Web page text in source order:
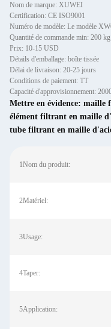
Nom de marque: XUWEI
Certification: CE ISO9001
Numéro de modèle: Le modèle
Quantité de commande min: 200 kg
Prix: 10-15 USD
Détails d'emballage: boîte tissée
Délai de livraison: 20-25 jours
Conditions de paiement: TT
Capacité d'approvisionnement:
Mettre en évidence: maille
élément filtrant en maille
tube filtrant en maille
1Nom du produit:
2Matériel:
3Usage:
4Taper:
5Application: